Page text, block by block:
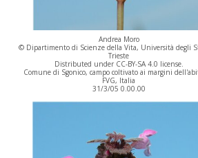
Andrea Moro
© Dipartimento di Scienze della Vita, Università degli
Trieste
Distributed under CC-BY-SA 4.0 license.
Comune di Sgonico, campo coltivato ai margini
FVG, Italia
31/3/05 0.00.00